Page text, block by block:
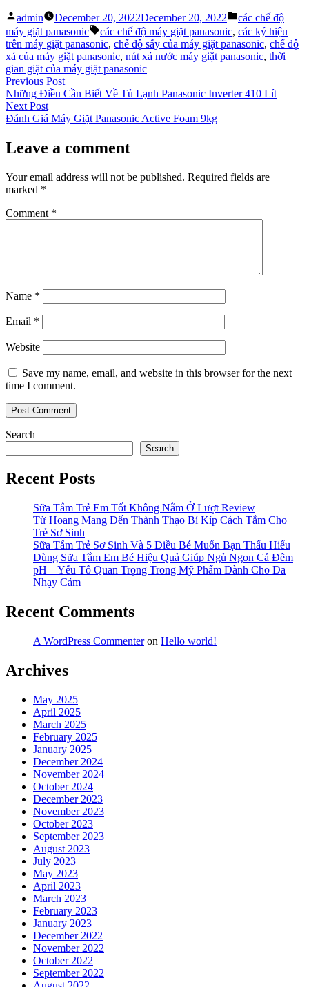
Posted
by
admin December 20, 2022December 20, 2022
Posted
in
các chế độ
máy giặt panasonic
Tags:
các chế độ máy giặt panasonic, các ký hiệu
trên máy giặt panasonic, chế độ sấy của máy giặt panasonic, chế độ
xả của máy giặt panasonic, nút xả nước máy giặt panasonic, thời
gian giặt của máy giặt panasonic
Post
navigation
Previous PostPrevious
post:
Những Điều Cần Biết Về Tủ Lạnh Panasonic Inverter 410 Lít
Next PostNext
post:
Đánh Giá Máy Giặt Panasonic Active Foam 9kg
Leave a comment
Your email address will not be published. Required fields are
marked *
Comment *
Name *
Email *
Website
Save my name, email, and website in this browser for the next
time I comment.
Search
Search
Recent Posts
Sữa Tắm Trẻ Em Tốt Không Nằm Ở Lượt Review
Từ Hoang Mang Đến Thành Thạo Bí Kíp Cách Tắm Cho
Trẻ Sơ Sinh
Sữa Tắm Trẻ Sơ Sinh Và 5 Điều Bé Muốn Bạn Thấu Hiểu
Dùng Sữa Tắm Em Bé Hiệu Quả Giúp Ngủ Ngon Cả Đêm
pH – Yếu Tố Quan Trọng Trong Mỹ Phẩm Dành Cho Da
Nhạy Cảm
Recent Comments
A WordPress Commenteron Hello world!
Archives
May 2025
April 2025
March 2025
February 2025
January 2025
December 2024
November 2024
October 2024
December 2023
November 2023
October 2023
September 2023
August 2023
July 2023
May 2023
April 2023
March 2023
February 2023
January 2023
December 2022
November 2022
October 2022
September 2022